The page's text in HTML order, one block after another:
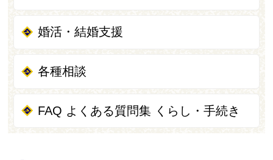
婚活・結婚支援
各種相談
FAQ よくある質問集 くらし・手続き